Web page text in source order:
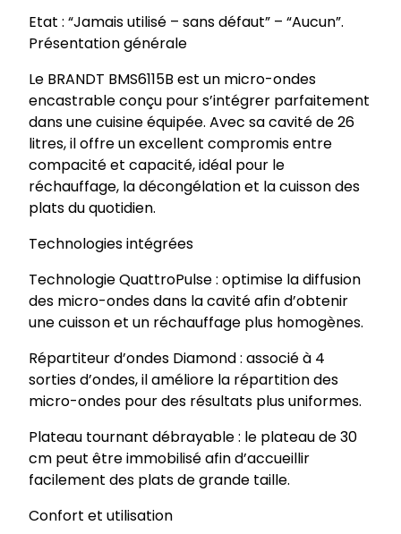
i
c
o
-
o
n
d
e
s
e
c
a
s
r
a
b
l
e
2
L
Etat : “Jamais utilisé – sans défaut” – “Aucun”.
Présentation générale
Le BRANDT BMS6115B est un micro-ondes
encastrable conçu pour s’intégrer parfaitement
dans une cuisine équipée. Avec sa cavité de 26
litres, il offre un excellent compromis entre
compacité et capacité, idéal pour le
réchauffage, la décongélation et la cuisson des
plats du quotidien.
Technologies intégrées
Technologie QuattroPulse : optimise la diffusion
des micro-ondes dans la cavité afin d’obtenir
une cuisson et un réchauffage plus homogènes.
Répartiteur d’ondes Diamond : associé à 4
sorties d’ondes, il améliore la répartition des
micro-ondes pour des résultats plus uniformes.
Plateau tournant débrayable : le plateau de 30
cm peut être immobilisé afin d’accueillir
facilement des plats de grande taille.
Confort et utilisation